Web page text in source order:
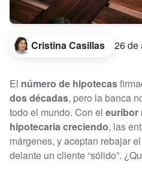
Cristina Casillas 26 de
El número de hipotecas
dos décadas, pero la banca
todo el mundo. Con el euríbor
hipotecaria creciendo, las
márgenes, y aceptan rebajar
delante un cliente “sólido”.